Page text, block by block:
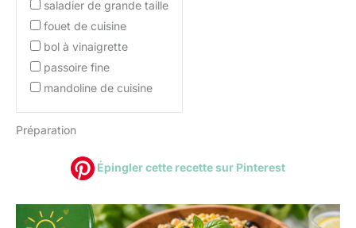
saladier de grande taille
fouet de cuisine
bol à vinaigrette
passoire fine
mandoline de cuisine
Préparation
Épingler cette recette sur Pinterest